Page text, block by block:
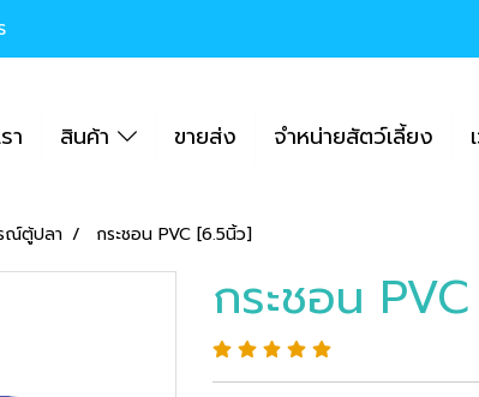
า สินค้า ขายส่ง จำหน่ายสัตว์เลี้ยง
ณ์ตู้ปลา กระชอน PVC [6.5นิ้ว]
กระชอน